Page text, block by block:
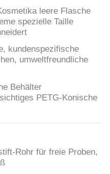
leere Flasche
spezielle Taille
kundenspezifische
umweltfreundliche
Behälter
PETG-Konische
Rohr für freie Proben,